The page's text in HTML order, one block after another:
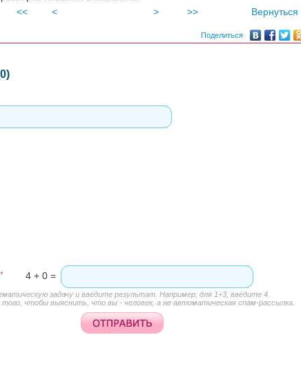
<< < > >> Вернуться
Поделиться
чтобы выяснить, что вы - человек, а не автоматическая спам-рассылка.
* 4 + 0 =
задачу и введите результат. Например, для 1+3, введите 4.